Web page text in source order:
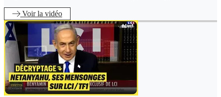
Voirla vidéo